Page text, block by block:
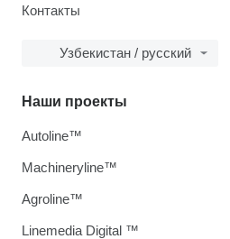
Контакты
Узбекистан / русский
Наши проекты
Autoline™
Machineryline™
Agroline™
Linemedia Digital ™